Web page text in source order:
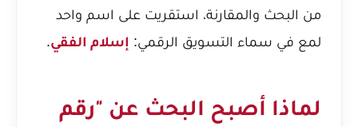
من البحث والمقارنة، استقريت على اسم واحد
لمع في سماء التسويق الرقمي: إسلام الفقي.
لماذا أصبح البحث عن "رقم